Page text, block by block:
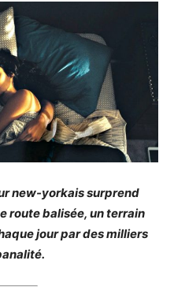
new-yorkais surprend
route balisée, un terrain
jour par des milliers